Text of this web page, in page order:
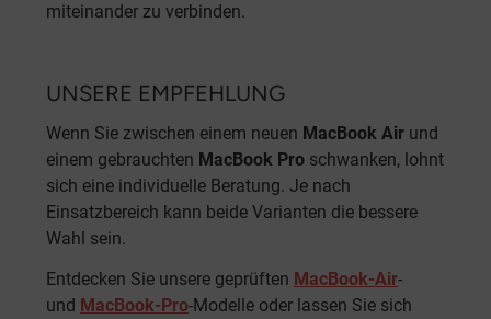
miteinander zu verbinden.
UNSERE EMPFEHLUNG
Wenn Sie zwischen einem neuen MacBook Air und
einem gebrauchten MacBook Pro schwanken, lohnt
sich eine individuelle Beratung. Je nach
Einsatzbereich kann beide Varianten die bessere
Wahl sein.
Entdecken Sie unsere geprüften MacBook-Air-
und MacBook-Pro-Modelle oder lassen Sie sich